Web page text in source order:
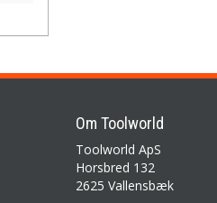
Om Toolworld
Toolworld ApS
Horsbred 132
2625 Vallensbæk